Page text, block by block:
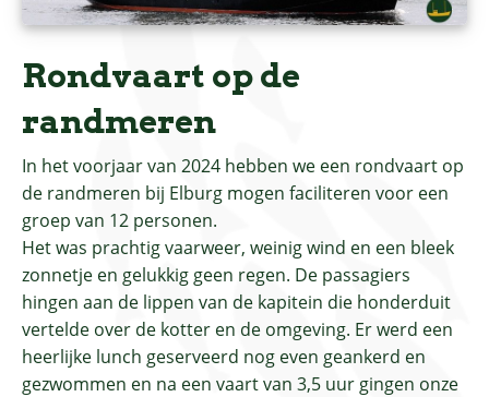
Rondvaart op de
randmeren
In het voorjaar van 2024 hebben we een rondvaart op
de randmeren bij Elburg mogen faciliteren voor een
groep van 12 personen.
Het was prachtig vaarweer, weinig wind en een bleek
zonnetje en gelukkig geen regen. De passagiers
hingen aan de lippen van de kapitein die honderduit
vertelde over de kotter en de omgeving. Er werd een
heerlijke lunch geserveerd nog even geankerd en
gezwommen en na een vaart van 3,5 uur gingen onze